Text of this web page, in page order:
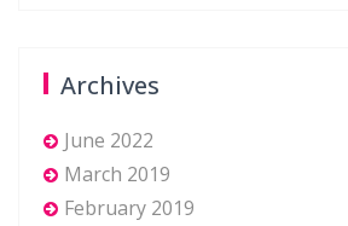
Archives
June 2022
March 2019
February 2019